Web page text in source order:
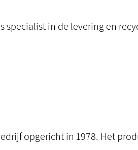
specialist in de levering en
opgericht in 1978. Het